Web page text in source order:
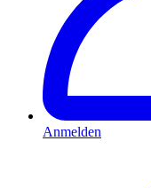
Anmelden